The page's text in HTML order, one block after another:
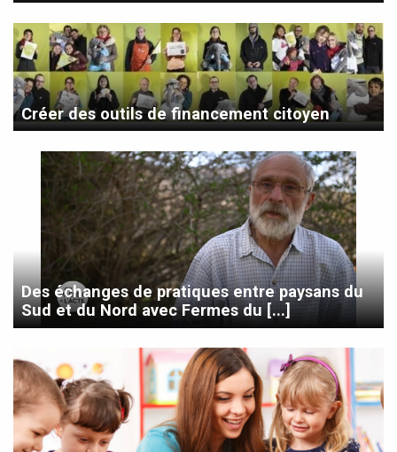
Créer des outils de financement citoyen
Des échanges de pratiques entre paysans du
Sud et du Nord avec Fermes du [...]